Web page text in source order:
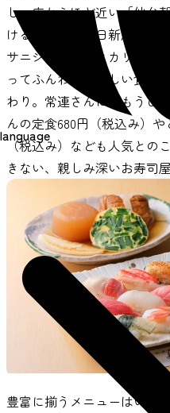
language
し。店からほど近い「仙台
ける魚屋から毎日新鮮なネ
サニシキとコシヒカリをブ
ってふんわりと優しい食感
わり。常連さんにはもうひ
んの定食680円（税込み）
（税込み）なども人気との
きない、親しみ深いお寿司屋
豊富に揃うメニューはいず